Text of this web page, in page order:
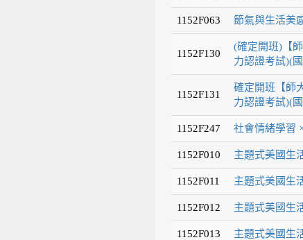
1152F063 節氣與生活美
1152F130
(確定開班)【
力認證考試)(
1152F131
確定開班【師
力認證考試)(
1152F247 社會情緒學習
1152F010 主題式美國生
1152F011 主題式美國生
1152F012 主題式美國生
1152F013 主題式美國生